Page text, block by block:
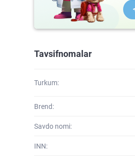
Tavsifnomalar
Turkum:
Brend:
Savdo nomi:
INN: